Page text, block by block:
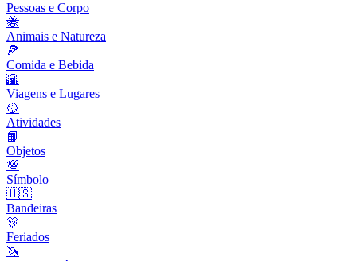
Pessoas e Corpo
🐝
Animais e Natureza
🍕
Comida e Bebida
🌇
Viagens e Lugares
🥎
Atividades
📙
Objetos
💯
Símbolo
🇺🇸
Bandeiras
🎊
Feriados
🦄